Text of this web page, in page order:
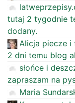
tutaj 2 tygodnie
dodany.
Alicja piecze i
2 dni temu blog
słońce i
zapraszam na
Maria